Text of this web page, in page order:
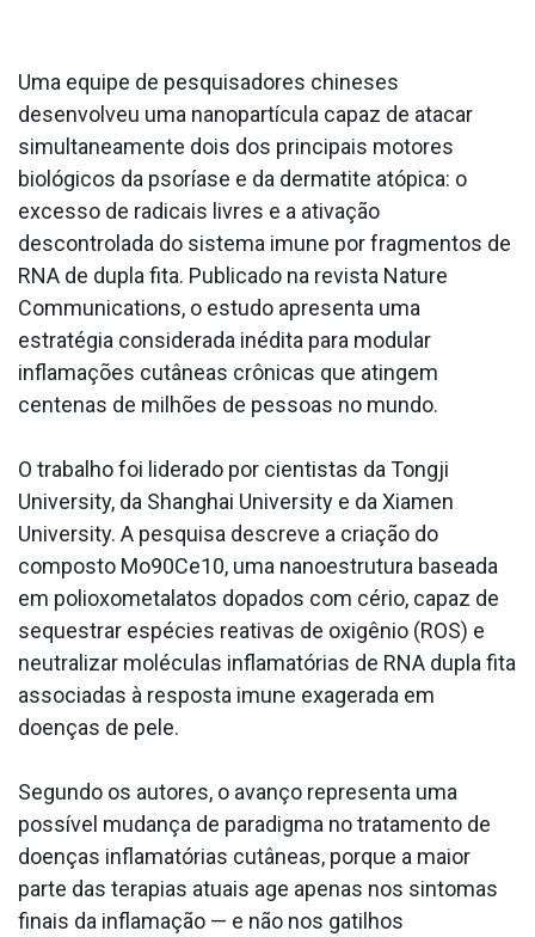
Uma equipe de pesquisadores chineses
desenvolveu uma nanopartícula capaz de atacar
simultaneamente dois dos principais motores
biológicos da psoríase e da dermatite atópica: o
excesso de radicais livres e a ativação
descontrolada do sistema imune por fragmentos de
RNA de dupla fita. Publicado na revista Nature
Communications, o estudo apresenta uma
estratégia considerada inédita para modular
inflamações cutâneas crônicas que atingem
centenas de milhões de pessoas no mundo.
O trabalho foi liderado por cientistas da Tongji
University, da Shanghai University e da Xiamen
University. A pesquisa descreve a criação do
composto Mo90Ce10, uma nanoestrutura baseada
em polioxometalatos dopados com cério, capaz de
sequestrar espécies reativas de oxigênio (ROS) e
neutralizar moléculas inflamatórias de RNA dupla fita
associadas à resposta imune exagerada em
doenças de pele.
Segundo os autores, o avanço representa uma
possível mudança de paradigma no tratamento de
doenças inflamatórias cutâneas, porque a maior
parte das terapias atuais age apenas nos sintomas
finais da inflamação — e não nos gatilhos